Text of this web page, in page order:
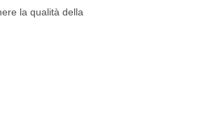
la qualità della